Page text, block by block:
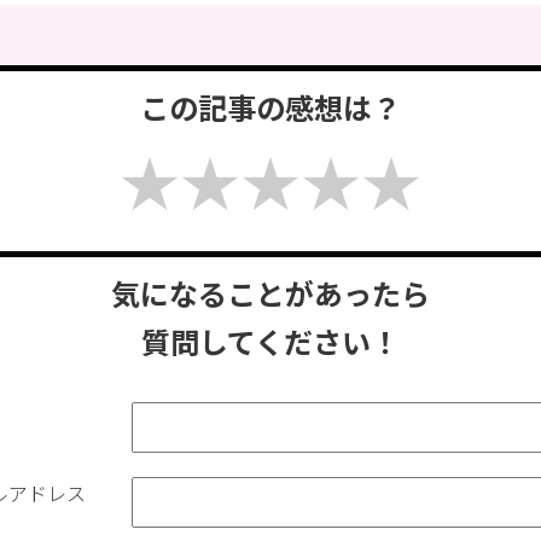
この記事の感想は？
気になることがあったら
質問してください！
アドレス